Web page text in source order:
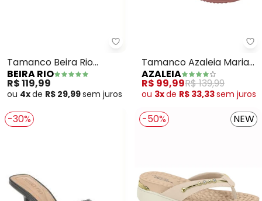
Beira Rio - Tamanco Beira Rio
Tamanco Beira Rio
(Siciliano) em Sintético
BEIRA RIO
R$ 119,99
ou 4xde R$ 29,99sem juros
Tamanco Azaleia Maria
(Nude)
AZALEIA
R$ 99,99R$ 139,99
ou 3xde R$ 33,33sem juros
-30% -50% NEW